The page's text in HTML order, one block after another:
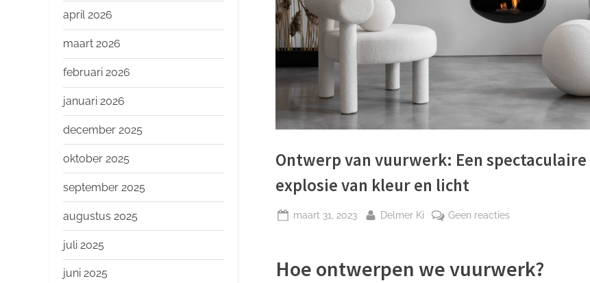
h
Ontwerp van vuurwerk: Een spectaculaire
explosie van kleur en licht
Geplaatst
maart 31, 2023 Door
Delmer Ki Geen reacties
vuurwerk:
Hoe ontwerpen we vuurwerk?
april 2026
maart 2026
februari 2026
januari 2026
december 2025
oktober 2025
september 2025
augustus 2025
juli 2025
juni 2025